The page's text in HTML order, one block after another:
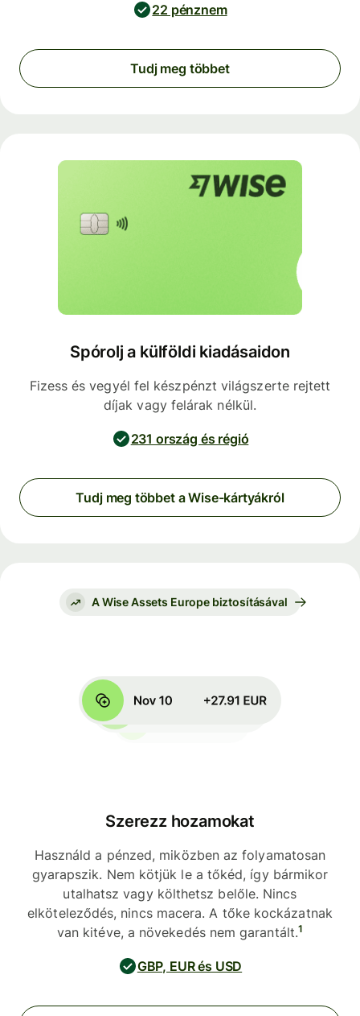
22 pénznem
Tudj meg többet
Spórolj a külföldi kiadásaidon
Fizess és vegyél fel készpénzt világszerte rejtett
díjak vagy felárak nélkül.
231 ország és régió
Tudj meg többet a Wise-kártyákról
A Wise Assets Europe biztosításával
Szerezz hozamokat
Használd a pénzed, miközben az folyamatosan
gyarapszik. Nem kötjük le a tőkéd, így bármikor
utalhatsz vagy költhetsz belőle. Nincs
elköteleződés, nincs macera. A tőke kockázatnak
van kitéve, a növekedés nem garantált.1
GBP, EUR és USD